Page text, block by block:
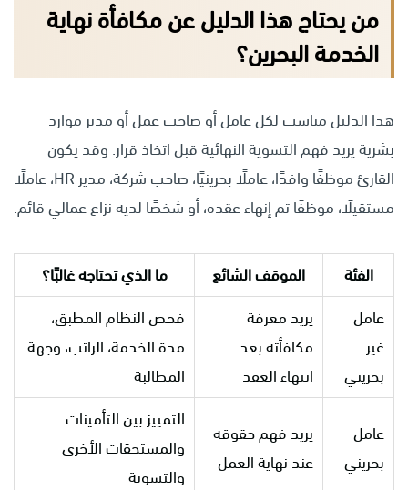
من يحتاج هذا الدليل عن مكافأة نهاية
الخدمة البحرين؟
هذا الدليل مناسب لكل عامل أو صاحب عمل أو مدير موارد
بشرية يريد فهم التسوية النهائية قبل اتخاذ قرار. وقد يكون
القارئ موظفًا وافدًا، عاملًا بحرينيًا، صاحب شركة، مدير HR، عاملًا
مستقيلًا، موظفًا تم إنهاء عقده، أو شخصًا لديه نزاع عمالي قائم.
الفئة الموقف الشائع
ما الذي تحتاجه غالبًا؟
عامل
غير
بحريني
يريد معرفة
مكافأته بعد
انتهاء العقد
فحص النظام المطبق،
مدة الخدمة، الراتب، وجهة
المطالبة
عامل
بحريني
يريد فهم حقوقه
عند نهاية العمل
التمييز بين التأمينات
والمستحقات الأخرى
والتسوية